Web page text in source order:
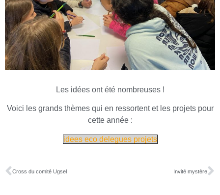
Les idées ont été nombreuses !
Voici les grands thèmes qui en ressortent et les projets pour
cette année :
idees eco delegues projets
Cross du comité Ugsel Invité mystère